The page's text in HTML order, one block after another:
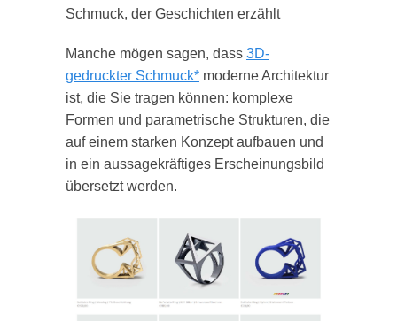
Schmuck, der Geschichten erzählt
Manche mögen sagen, dass 3D-
gedruckter Schmuck* moderne Architektur
ist, die Sie tragen können: komplexe
Formen und parametrische Strukturen, die
auf einem starken Konzept aufbauen und
in ein aussagekräftiges Erscheinungsbild
übersetzt werden.